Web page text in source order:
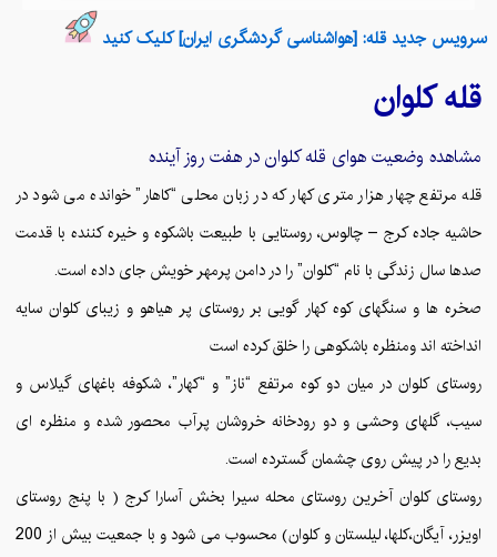
سرویس جدید قله: [هواشناسی گردشگری ایران] کلیک کنید
قلهکلوان
مشاهده وضعیت هوای قلهکلواندر هفت روز آینده
قله مرتفع چهار هزار متری کهار که در زبان محلی “کاهار” خوانده می شود در
حاشیه جاده کرج – چالوس، روستایی با طبیعت باشکوه و خیره کننده با قدمت
صدها سال زندگی با نام “کلوان” را در دامن پرمهر خویش جای داده است.
صخره ها و سنگهای کوه کهار گویی بر روستای پر هیاهو و زیبای کلوان سایه
انداخته اند ومنظره باشکوهی را خلق کرده است
روستای کلوان در میان دو کوه مرتفع “ناز” و “کهار”، شکوفه باغهای گیلاس و
سیب، گلهای وحشی و دو رودخانه خروشان پرآب محصور شده و منظره ای
بدیع را در پیش روی چشمان گسترده است.
روستای کلوان آخرین روستای محله سیرا بخش آسارا کرج ( با پنج روستای
اویزر، آیگان،کلها، لیلستان و کلوان) محسوب می شود و با جمعیت بیش از 200